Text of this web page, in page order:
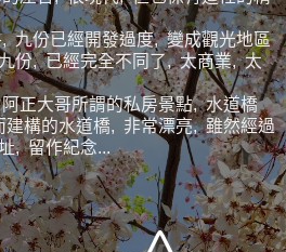
九份已經開發過度, 變成觀光地區
份, 已經完全不同了, 太商業, 太
正大哥所謂的私房景點, 水道橋
建構的水道橋, 非常漂亮, 雖然經過
, 留作紀念...